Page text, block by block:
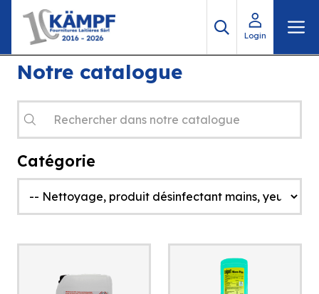
contenu
Login
Notre catalogue
Recherche
de
produits
Catégorie